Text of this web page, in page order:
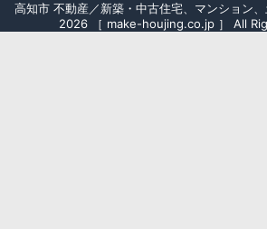
高知市 不動産／新築・中古住宅、マンショ
2026 ［ make-houjing.co.jp ］ All